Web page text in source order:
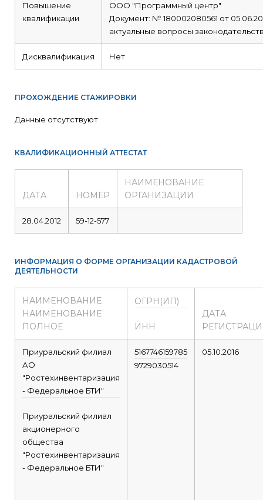
Повышение
квалификации
ООО "Программный центр"
Документ: № 180002080561 от
актуальные вопросы
Дисквалификация Нет
ПРОХОЖДЕНИЕ СТАЖИРОВКИ
Данные отсутствуют
КВАЛИФИКАЦИОННЫЙ АТТЕСТАТ
ДАТА НОМЕР
НАИМЕНОВАНИЕ
ОРГАНИЗАЦИИ
28.04.2012 59-12-577
ИНФОРМАЦИЯ О ФОРМЕ ОРГАНИЗАЦИИ КАДАСТРОВОЙ
ДЕЯТЕЛЬНОСТИ
НАИМЕНОВАНИЕ
НАИМЕНОВАНИЕ
ПОЛНОЕ
ОГРН(ИП)
ИНН
ДАТА
Приуральский филиал
АО
"Ростехинвентаризация
- Федеральное БТИ"
Приуральский филиал
акционерного
общества
"Ростехинвентаризация
- Федеральное БТИ"
5167746159785
9729030514
05.10.2016